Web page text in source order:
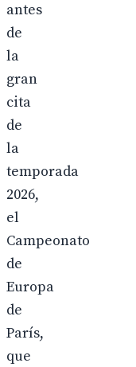
antes
de
la
gran
cita
de
la
temporada
2026,
el
Campeonato
de
Europa
de
París,
que